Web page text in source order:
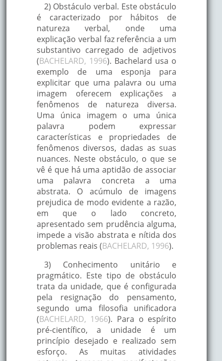
2) Obstáculo verbal. Este obstáculo
é caracterizado por hábitos de
natureza verbal, onde uma
explicação verbal faz referência a um
substantivo carregado de adjetivos
(BACHELARD, 1996). Bachelard usa o
exemplo de uma esponja para
explicitar que uma palavra ou uma
imagem oferecem explicações a
fenômenos de natureza diversa.
Uma única imagem o uma única
palavra podem expressar
características e propriedades de
fenômenos diversos, dadas as suas
nuances. Neste obstáculo, o que se
vê é que há uma aptidão de associar
uma palavra concreta a uma
abstrata. O acúmulo de imagens
prejudica de modo evidente a razão,
em que o lado concreto,
apresentado sem prudência alguma,
impede a visão abstrata e nítida dos
problemas reais (BACHELARD, 1996).
3) Conhecimento unitário e
pragmático. Este tipo de obstáculo
trata da unidade, que é configurada
pela resignação do pensamento,
segundo uma filosofia unificadora
(BACHELARD, 1966). Para o espírito
pré-científico, a unidade é um
princípio desejado e realizado sem
esforço. As muitas atividades